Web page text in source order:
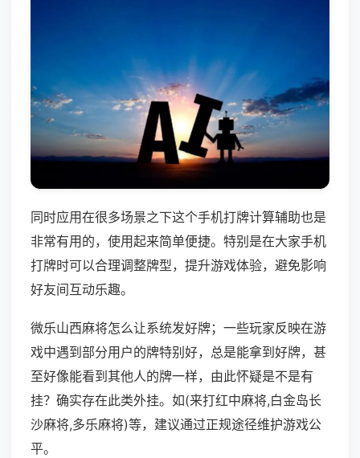
同时应用在很多场景之下这个手机打牌计算辅助也是
非常有用的，使用起来简单便捷。特别是在大家手机
打牌时可以合理调整牌型，提升游戏体验，避免影响
好友间互动乐趣。
微乐山西麻将怎么让系统发好牌；一些玩家反映在游
戏中遇到部分用户的牌特别好，总是能拿到好牌，甚
至好像能看到其他人的牌一样，由此怀疑是不是有
挂？确实存在此类外挂。如(来打红中麻将,白金岛长
沙麻将,多乐麻将)等，建议通过正规途径维护游戏公
平。